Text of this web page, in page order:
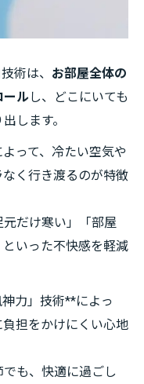
術は、 お部屋全体の
ール し、どこにいても
します。
って、冷たい空気や
く行き渡るのが特徴
だけ寒い」「部屋
いった不快感を軽減
力」技術**によっ
担をかけにくい心地
も、快適に過ごし